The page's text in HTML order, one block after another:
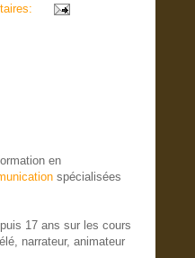
en
spécialisées
17 ans sur les cours
narrateur, animateur